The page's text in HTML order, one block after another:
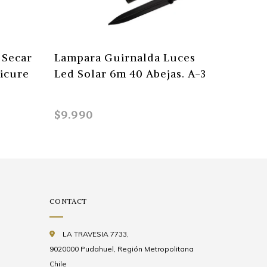
Lampara Guirnalda Luces
Led Solar 6m 40 Abejas. A-3
$9.990
CONTACT
LA TRAVESIA 7733,
9020000 Pudahuel, Región Metropolitana
Chile